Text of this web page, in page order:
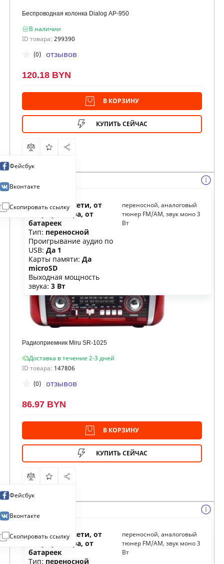
Беспроводная колонка Dialog AP-950
В наличии
ID товара: 299390
(0) отзывов
120.18 BYN
В КОРЗИНУ
КУПИТЬ СЕЙЧАС
Фейсбук
Вконтакте
Скопировать ссылку
Радиоприемник Miru SR-1025
Доставка в течение 2-3 дней
ID товара: 147806
Питание:от сети, от
аккумулятора, от
батареек
Тип: переносной
Проигрывание аудио по
USB: Да 1
Карты памяти: Да
microSD
Выходная мощность
звука: 3 Вт
переносной, аналоговый
тюнер FM/AM, звук моно 3
Вт
(0) отзывов
86.97 BYN
В КОРЗИНУ
КУПИТЬ СЕЙЧАС
Фейсбук
Вконтакте
Скопировать ссылку
Питание:от сети, от
аккумулятора, от
батареек
Тип: переносной
переносной, аналоговый
тюнер FM/AM, звук моно 3
Вт